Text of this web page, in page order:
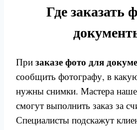
Где заказать
При заказе фото для
сообщить фотографу, в
нужны снимки. Мастера
смогут выполнить заказ за
Специалисты подскажут